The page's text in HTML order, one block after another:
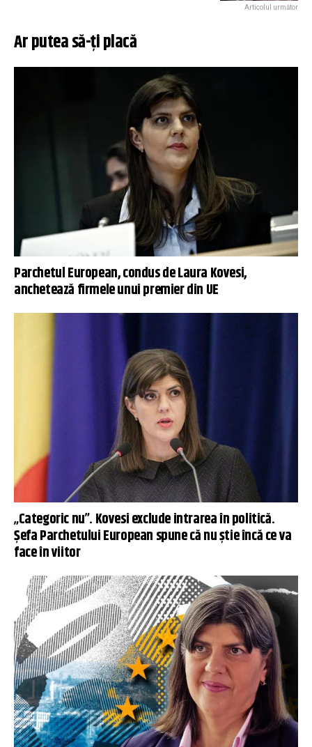
Articolul următor
Ar putea să-ți placă
Parchetul European, condus de Laura Kovesi,
anchetează firmele unui premier din UE
„Categoric nu”. Kovesi exclude intrarea în politică.
Șefa Parchetului European spune că nu știe încă ce va
face în viitor